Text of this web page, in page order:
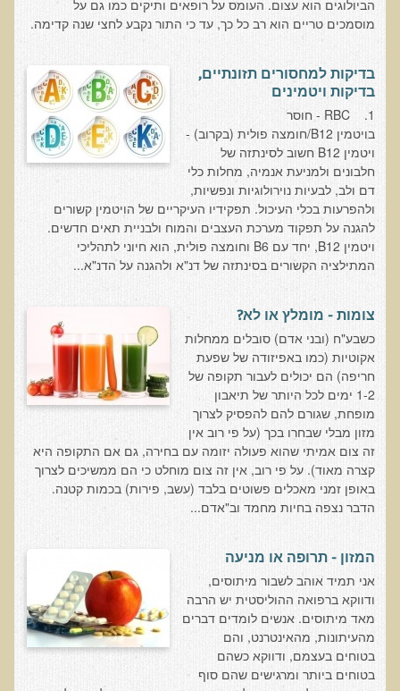
רכישת סדנת הקרינה והשדות האלקטרומגנטיים
מערכת התריס
רכישת סדנת בלוטת התריס ומערכת התריס
אוכלי כל, צמחונים או טבעונים
רכישת סדנת אוכלי כל, צמחונים או טבעונים
מערכת החיסון
וידאו סדנת מערכת החיסון
כל האמת על שמנים ושומנים
רכישת סדנת כל האמת על שמנים ושומנים
רכישת סדנת מדיטציה
וידאו מדיטציה - כל החלקים
וידאו מדיטציה - חלק 1 - הסבר כללי
טבעונות הלכה למעשה
רכישת סדנת טבעונות הלכה למעשה
הרצאות ואירועים
סדנה בנושא: התא ובריאותך
חבקו את השמש! הרצאת זום
מפגש קולנועי עם דר' עדיאל תל-אורן
כנס אוכלים בריא 8
כנס בריאות העור, השיער והציפורניים - והקשר העמוק לבריאות הגוף
הפנימי והמח
הביולוגים הוא עצום. העומס על רופאים ותיקים כמו גם על
מוסמכים טריים הוא רב כל כך, עד כי התור נקבע לחצי שנה קדימה.
בדיקות למחסורים תזונתיים,
בדיקות ויטמינים
1. RBC - חוסר
בויטמין B12/חומצה פולית (בקרוב) -
ויטמין B12 חשוב לסינתזה של
חלבונים ולמניעת אנמיה, מחלות כלי
דם ולב, לבעיות נוירולוגיות ונפשיות,
ולהפרעות בכלי העיכול. תפקידיו העיקריים של הויטמין קשורים
להגנה על תפקוד מערכת העצבים והמוח ולבניית תאים חדשים.
ויטמין B12, יחד עם B6 וחומצה פולית, הוא חיוני לתהליכי
המתילציה הקשורים בסינתזה של דנ"א ולהגנה על הדנ"א...
צומות - מומלץ או לא?
כשבע"ח (ובני אדם) סובלים ממחלות
אקוטיות (כמו באפיזודה של שפעת
חריפה) הם יכולים לעבור תקופה של
1-2 ימים לכל היותר של תיאבון
מופחת, שגורם להם להפסיק לצרוך
מזון מבלי שבחרו בכך (על פי רוב אין
זה צום אמיתי שהוא פעולה יזומה עם בחירה, גם אם התקופה היא
קצרה מאוד). על פי רוב, אין זה צום מוחלט כי הם ממשיכים לצרוך
באופן זמני מאכלים פשוטים בלבד (עשב, פירות) בכמות קטנה.
הדבר נצפה בחיות מחמד וב"אדם...
המזון - תרופה או מניעה
אני תמיד אוהב לשבור מיתוסים,
ודווקא ברפואה ההוליסטית יש הרבה
מאד מיתוסים. אנשים לומדים דברים
מהעיתונות, מהאינטרנט, והם
בטוחים בעצמם, ודווקא כשהם
בטוחים ביותר ומרגישים שהם סוף